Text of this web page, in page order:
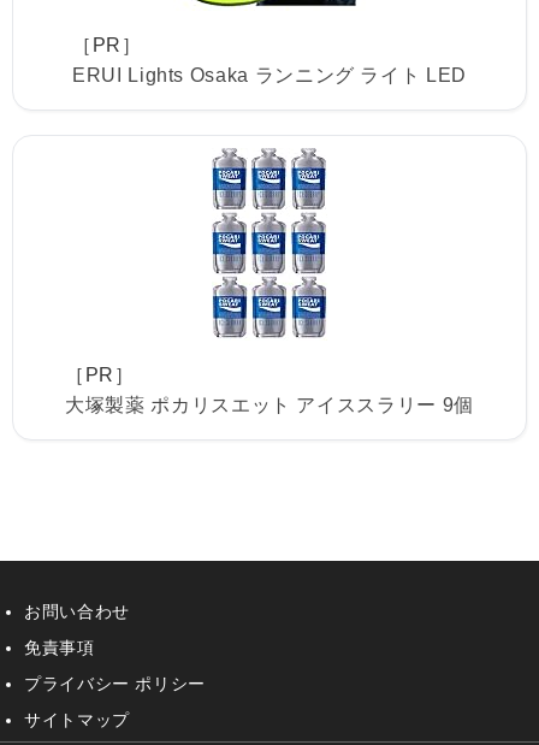
［PR］
ERUI Lights Osaka ランニング ライト LED
［PR］
大塚製薬 ポカリスエット アイススラリー 9個
お問い合わせ
免責事項
プライバシー ポリシー
サイトマップ